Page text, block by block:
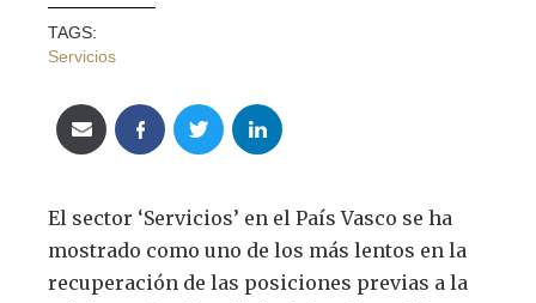
TAGS:
Servicios
El sector ‘Servicios’ en el País Vasco se ha
mostrado como uno de los más lentos en la
recuperación de las posiciones previas a la